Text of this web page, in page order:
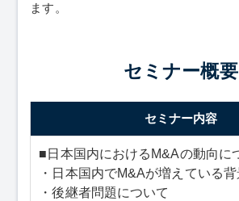
ます。
セミナー内容
■日本国内におけるM&Aの動向に
・日本国内でM&Aが増えている
・後継者問題について